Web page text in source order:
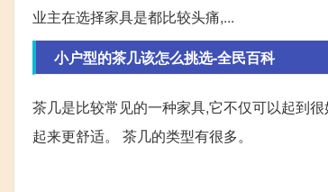
业主在选择家具是都比较头痛,...
小户型的茶几该怎么挑选-全民百科
茶几是比较常见的一种家具,它不仅可以起到
起来更舒适。 茶几的类型有很多。